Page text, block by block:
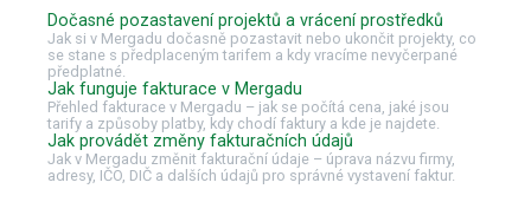
Dočasné pozastavení projektů a vrácení prostředků
Jak si v Mergadu dočasně pozastavit nebo ukončit projekty, co
se stane s předplaceným tarifem a kdy vracíme nevyčerpané
předplatné.
Jak funguje fakturace v Mergadu
Přehled fakturace v Mergadu – jak se počítá cena, jaké jsou
tarify a způsoby platby, kdy chodí faktury a kde je najdete.
Jak provádět změny fakturačních údajů
Jak v Mergadu změnit fakturační údaje – úprava názvu firmy,
adresy, IČO, DIČ a dalších údajů pro správné vystavení faktur.